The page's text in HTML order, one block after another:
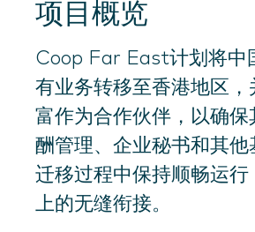
项目概览
Coop Far East计划将中
有业务转移至香港地区，
富作为合作伙伴，以确保
酬管理、企业秘书和其他
迁移过程中保持顺畅运行
上的无缝衔接。